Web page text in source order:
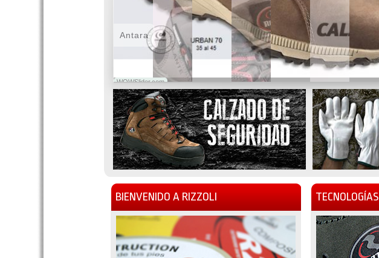
WOWSlider.com
Antara
BIENVENIDO A RIZZOLI TECNOLOGÍAS